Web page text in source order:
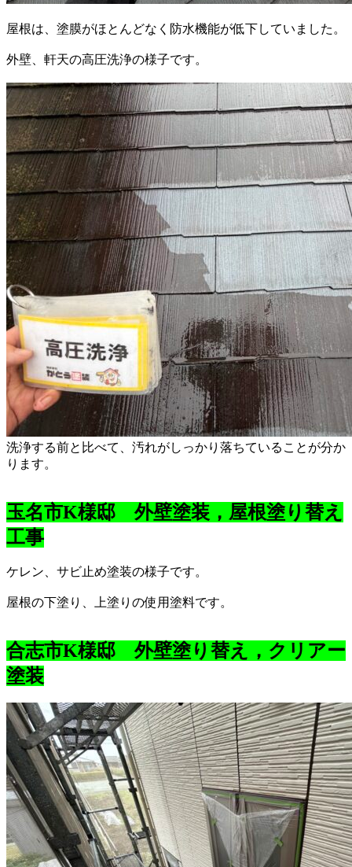
屋根は、塗膜がほとんどなく防水機能が低下していました。
外壁、軒天の高圧洗浄の様子です。
洗浄する前と比べて、汚れがしっかり落ちていることが分か
ります。
玉名市K様邸 外壁塗装，屋根塗り替え
工事
ケレン、サビ止め塗装の様子です。
屋根の下塗り、上塗りの使用塗料です。
合志市K様邸 外壁塗り替え，クリアー
塗装